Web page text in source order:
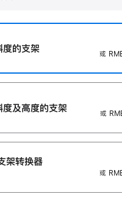
度的支架
或
度及高‍度的支‍架
或
架转换器
或